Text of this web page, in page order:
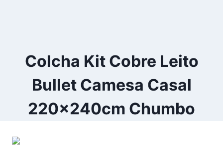
Colcha Kit Cobre Leito
Bullet Camesa Casal
220x240cm Chumbo